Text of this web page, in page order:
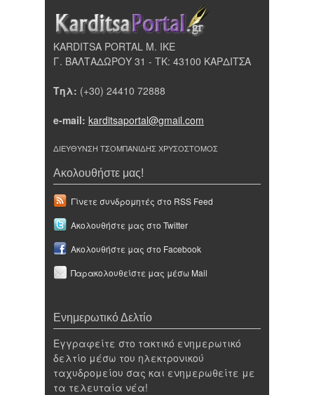
KARDITSA PORTAL Μ. ΙΚΕ
Γ. ΒΑΛΤΑΔΩΡΟΥ 31 - ΤΚ: 43100 ΚΑΡΔΙΤΣΑ
Τηλ: (+30) 24410 72888
e-mail: karditsaportal@gmail.com
ΔΙΕΥΘΥΝΣΗ ΤΣΟΜΠΑΝΙΔΗΣ ΧΡΥΣΟΣΤΟΜΟΣ
Ακολουθήστε μας!
Γίνετε συνδρομητές στο RSS Feed
Ακολουθήστε μας στο Twitter
Ακολουθήστε μας στο Facebook
Παρακολουθείστε μας μέσω Mail
Ενημερωτικό Δελτίο
Εγγραφείτε στο τακτικό ενημερωτικό
δελτίο μέσω του ηλεκτρονικού
ταχυδρομείου σας και ενημερωθείτε με
τα τελευταία νέα!